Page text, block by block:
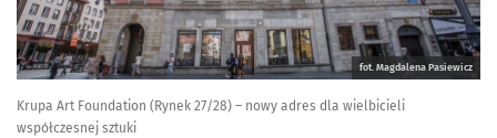
fot. Magdalena Pasiewicz
Krupa Art Foundation (Rynek 27/28) – nowy adres dla wielbicieli
współczesnej sztuki